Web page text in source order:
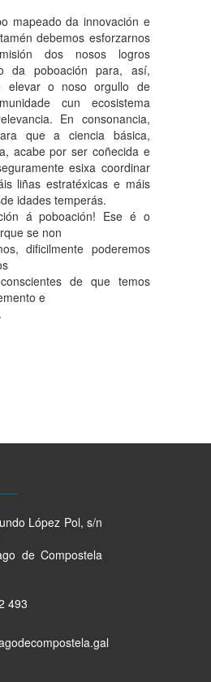
mapeado da innovación e
debemos esforzarnos
dos nosos logros
da poboación para, así,
elevar o noso orgullo de
cun ecosistema
En consonancia,
que a ciencia básica,
acabe por ser coñecida e
esixa coordinar
liñas estratéxicas e máis
idades temperás.
á poboación! Ese é o
se non
dificilmente poderemos
de que temos
e
López Pol, s/n
de Compostela
493